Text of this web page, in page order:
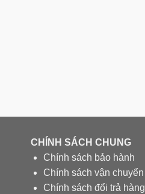
CHÍNH SÁCH CHUNG
Chính sách bảo hành
Chính sách vận chuyển
Chính sách đổi trả hàng